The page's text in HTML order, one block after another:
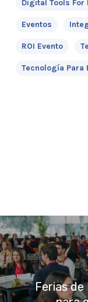
Digital Tools For
Eventos
ROI Evento
Tecnología Para
Ferias de